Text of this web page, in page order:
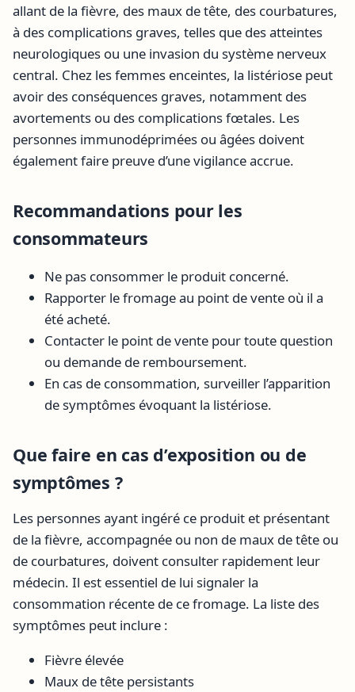
allant de la fièvre, des maux de tête, des courbatures,
à des complications graves, telles que des atteintes
neurologiques ou une invasion du système nerveux
central. Chez les femmes enceintes, la listériose peut
avoir des conséquences graves, notamment des
avortements ou des complications fœtales. Les
personnes immunodéprimées ou âgées doivent
également faire preuve d’une vigilance accrue.
Recommandations pour les
consommateurs
Ne pas consommer le produit concerné.
Rapporter le fromage au point de vente où il a
été acheté.
Contacter le point de vente pour toute question
ou demande de remboursement.
En cas de consommation, surveiller l’apparition
de symptômes évoquant la listériose.
Que faire en cas d’exposition ou de
symptômes ?
Les personnes ayant ingéré ce produit et présentant
de la fièvre, accompagnée ou non de maux de tête ou
de courbatures, doivent consulter rapidement leur
médecin. Il est essentiel de lui signaler la
consommation récente de ce fromage. La liste des
symptômes peut inclure :
Fièvre élevée
Maux de tête persistants